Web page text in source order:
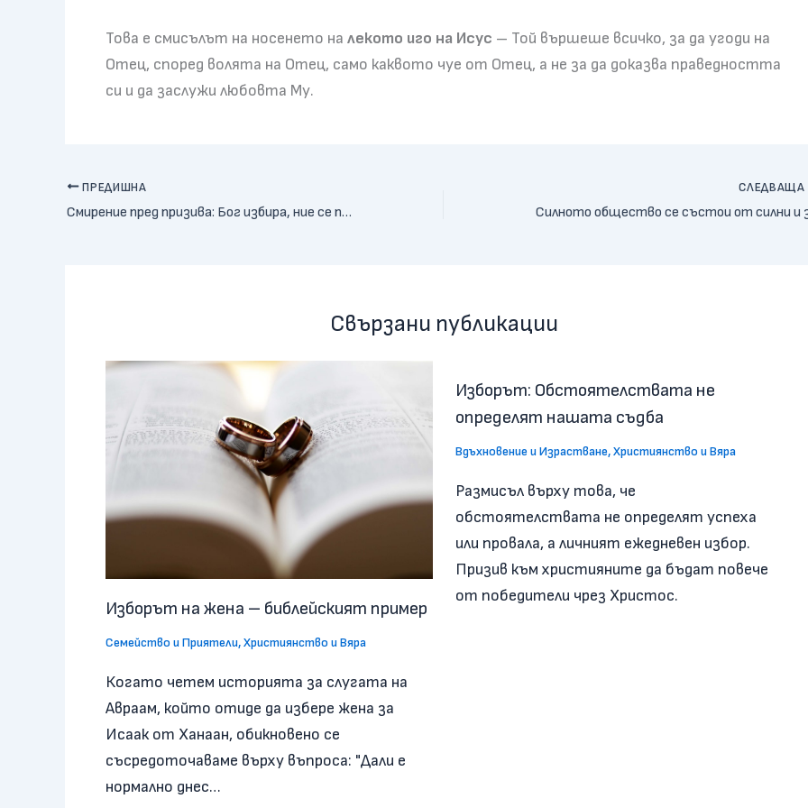
Това е смисълът на носенето на лекото иго на Исус – Той вършеше всичко, за да угоди на
Отец, според волята на Отец, само каквото чуе от Отец, а не за да доказва праведността
си и да заслужи любовта Му.
ПРЕДИШНА
Смирение пред призива: Бог избира, ние се покоряваме
СЛЕДВАЩА
Свързани публикации
Изборът на жена – библейският пример
Семейство и Приятели,Християнство и Вяра
Когато четем историята за слугата на
Авраам, който отиде да избере жена за
Исаак от Ханаан, обикновено се
съсредоточаваме върху въпроса: "Дали е
нормално днес…
Изборът: Обстоятелствата не
определят нашата съдба
Вдъхновение и Израстване,Християнство и Вяра
Размисъл върху това, че
обстоятелствата не определят успеха
или провала, а личният ежедневен избор.
Призив към християните да бъдат повече
от победители чрез Христос.